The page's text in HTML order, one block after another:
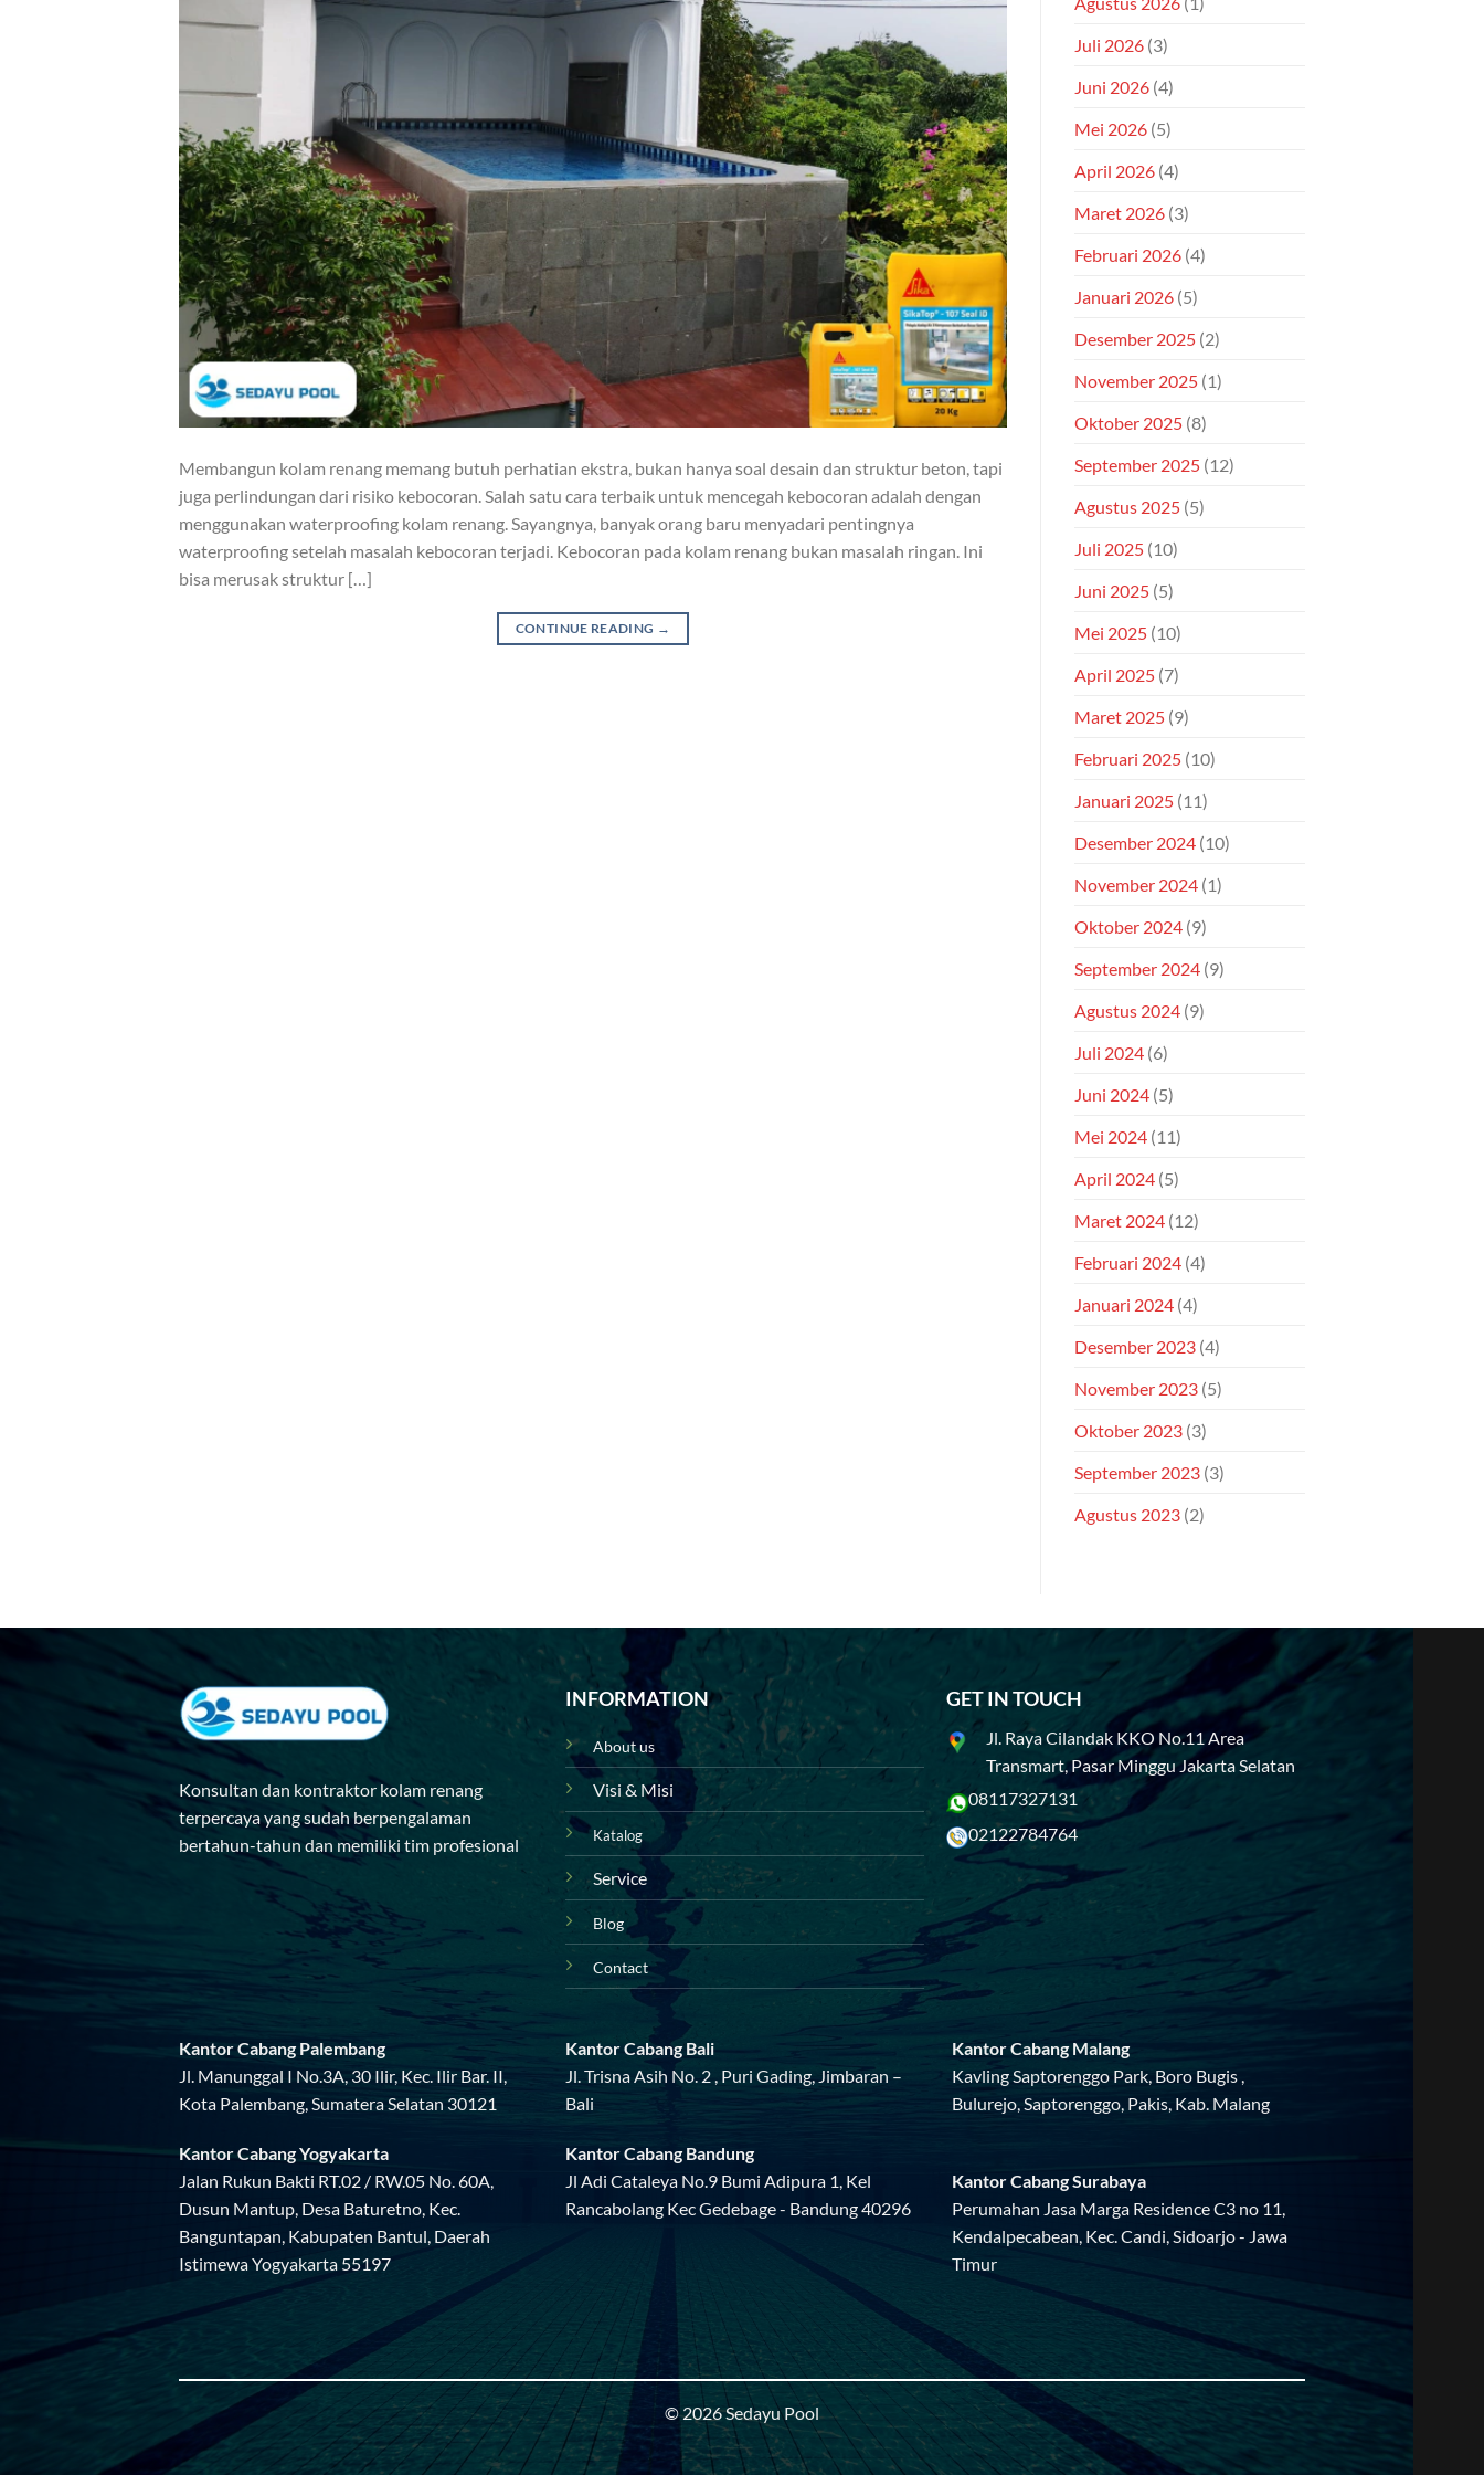
Membangun kolam renang memang butuh perhatian ekstra, bukan hanya soal desain dan struktur beton, tapi
juga perlindungan dari risiko kebocoran. Salah satu cara terbaik untuk mencegah kebocoran adalah dengan
menggunakan waterproofing kolam renang. Sayangnya, banyak orang baru menyadari pentingnya
waterproofing setelah masalah kebocoran terjadi. Kebocoran pada kolam renang bukan masalah ringan. Ini
bisa merusak struktur […]
CONTINUE READING →
Juli 2026 (3)
Juni 2026 (4)
Mei 2026 (5)
April 2026 (4)
Maret 2026 (3)
Februari 2026 (4)
Januari 2026 (5)
Desember 2025 (2)
November 2025 (1)
Oktober 2025 (8)
September 2025 (12)
Agustus 2025 (5)
Juli 2025 (10)
Juni 2025 (5)
Mei 2025 (10)
April 2025 (7)
Maret 2025 (9)
Februari 2025 (10)
Januari 2025 (11)
Desember 2024 (10)
November 2024 (1)
Oktober 2024 (9)
September 2024 (9)
Agustus 2024 (9)
Juli 2024 (6)
Juni 2024 (5)
Mei 2024 (11)
April 2024 (5)
Maret 2024 (12)
Februari 2024 (4)
Januari 2024 (4)
Desember 2023 (4)
November 2023 (5)
Oktober 2023 (3)
September 2023 (3)
Agustus 2023 (2)
Konsultan dan kontraktor kolam renang
terpercaya yang sudah berpengalaman
bertahun-tahun dan memiliki tim profesional
INFORMATION
About us
Visi & Misi
Katalog
Service
Blog
Contact
GET IN TOUCH
Jl. Raya Cilandak KKO No.11 Area
Transmart, Pasar Minggu Jakarta Selatan
08117327131
02122784764
Kantor Cabang Palembang
Jl. Manunggal I No.3A, 30 Ilir, Kec. Ilir Bar. II,
Kota Palembang, Sumatera Selatan 30121
Kantor Cabang Yogyakarta
Jalan Rukun Bakti RT.02 / RW.05 No. 60A,
Dusun Mantup, Desa Baturetno, Kec.
Banguntapan, Kabupaten Bantul, Daerah
Istimewa Yogyakarta 55197
Kantor Cabang Bali
Jl. Trisna Asih No. 2 , Puri Gading, Jimbaran –
Bali
Kantor Cabang Bandung
Jl Adi Cataleya No.9 Bumi Adipura 1, Kel
Rancabolang Kec Gedebage - Bandung 40296
Kantor Cabang Malang
Kavling Saptorenggo Park, Boro Bugis ,
Bulurejo, Saptorenggo, Pakis, Kab. Malang
Kantor Cabang Surabaya
Perumahan Jasa Marga Residence C3 no 11,
Kendalpecabean, Kec. Candi, Sidoarjo - Jawa
Timur
© 2026 Sedayu Pool